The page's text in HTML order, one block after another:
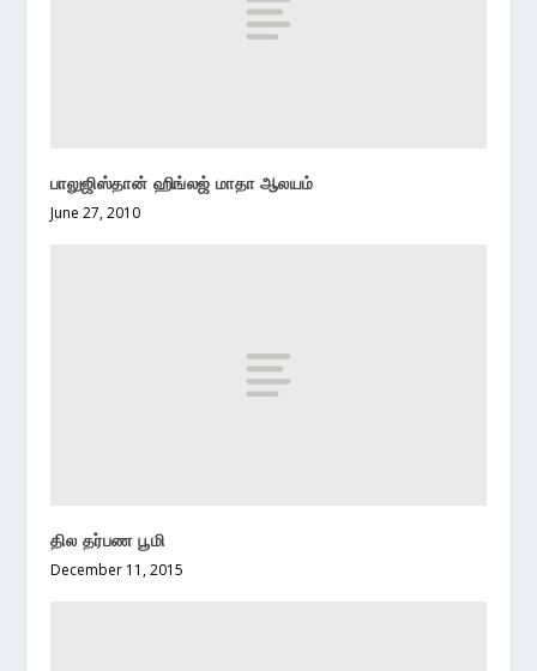
பாலுஜிஸ்தான் ஹிங்லஜ் மாதா ஆலயம்
June 27, 2010
தில தர்பண பூமி
December 11, 2015